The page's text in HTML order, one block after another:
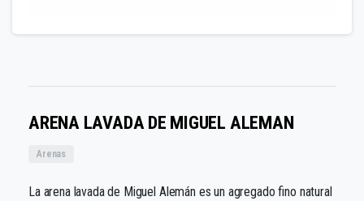
ARENA LAVADA DE MIGUEL ALEMAN
Arenas
La arena lavada de Miguel Alemán es un agregado fino natural